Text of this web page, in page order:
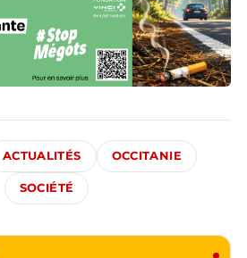
ACTUALITÉS OCCITANIE
SOCIÉTÉ